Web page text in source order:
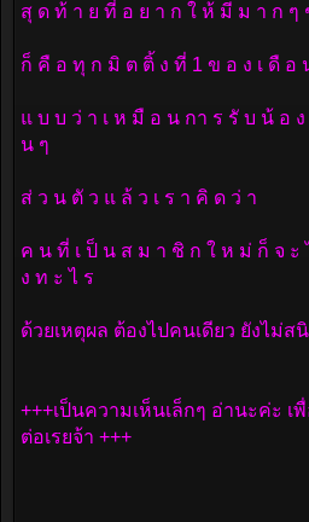
สุ ด ท้ า ย ที่ อ ย า ก ใ ห้ มี ม า ก ๆ
ก็ คื อ ทุ ก มิ ต ติ้ ง ที่ 1 ข อ ง เ ดื อ
แ บ บ ว่ า เ ห มื อ น กา ร รั บ น้ อ
น ๆ
ส่ ว น ตั ว แ ล้ ว เ ร า คิ ด ว่ า
ค น ที่ เ ป็ น ส ม า ชิ ก ใ ห ม่ ก็ จ
ง ท ะ ไ ร
ด้วยเหตุผล ต้องไปคนเดียว ยังไม่
+++เป็นความเห็นเล็กๆ อ่านะค่ะ
ต่อเรยจ้า +++